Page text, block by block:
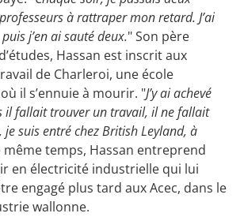
à rattraper mon retard. J’ai
j’en ai sauté deux." Son père
Hassan est inscrit aux
de Charleroi, une école
il s’ennuie à mourir. "J’y ai achevé
il fallait trouver un travail, il ne fallait
suis entré chez British Leyland, à
même temps, Hassan entreprend
en électricité industrielle qui lui
engagé plus tard aux Acec, dans le
wallonne.